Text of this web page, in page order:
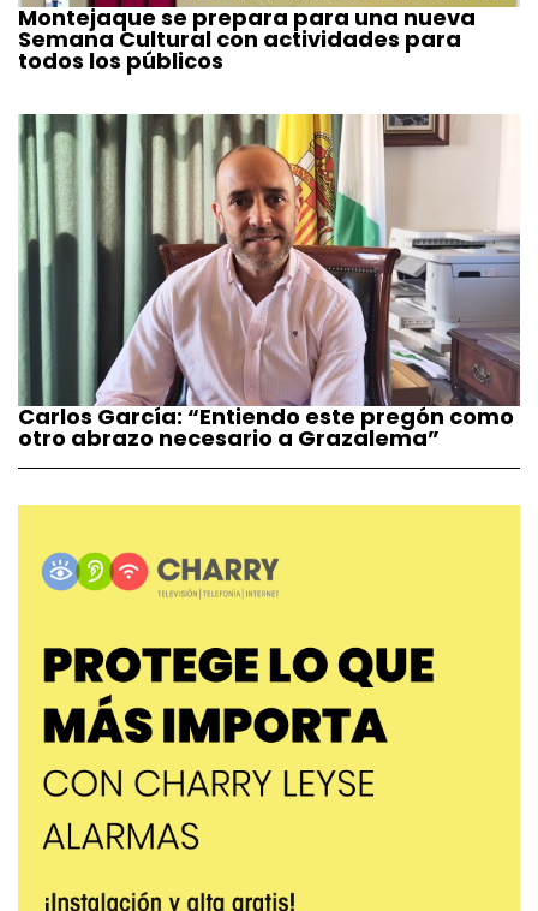
Montejaque se prepara para una nueva
Semana Cultural con actividades para
todos los públicos
Carlos García: “Entiendo este pregón como
otro abrazo necesario a Grazalema”